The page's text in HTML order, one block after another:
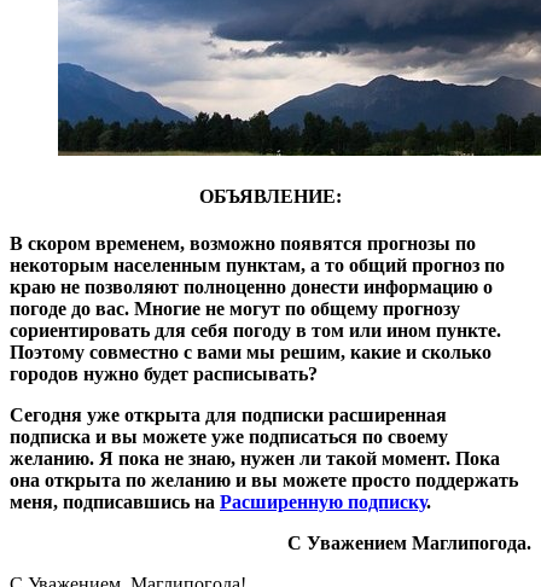
ОБЪЯВЛЕНИЕ:
В скором временем, возможно появятся прогнозы по
некоторым населенным пунктам, а то общий прогноз по
краю не позволяют полноценно донести информацию о
погоде до вас. Многие не могут по общему прогнозу
сориентировать для себя погоду в том или ином пункте.
Поэтому совместно с вами мы решим, какие и сколько
городов нужно будет расписывать?
Сегодня уже открыта для подписки расширенная
подписка и вы можете уже подписаться по своему
желанию. Я пока не знаю, нужен ли такой момент. Пока
она открыта по желанию и вы можете просто поддержать
меня, подписавшись на Расширенную подписку.
С Уважением Маглипогода.